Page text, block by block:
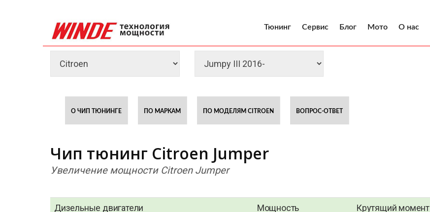
Тюнинг Сервис Блог Мото О нас
О ЧИП ТЮНИНГЕ ПО МАРКАМ ПО МОДЕЛЯМ CITROEN ВОПРОС-ОТВЕТ
Чип тюнинг Citroen Jumper
Увеличение мощности Citroen Jumper
Дизельные двигатели Мощность Крутящий момент